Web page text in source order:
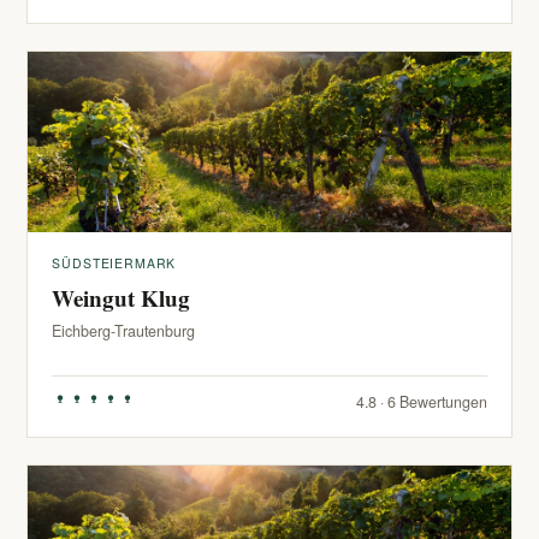
SÜDSTEIERMARK
Weingut Klug
Eichberg-Trautenburg
4.8 · 6 Bewertungen